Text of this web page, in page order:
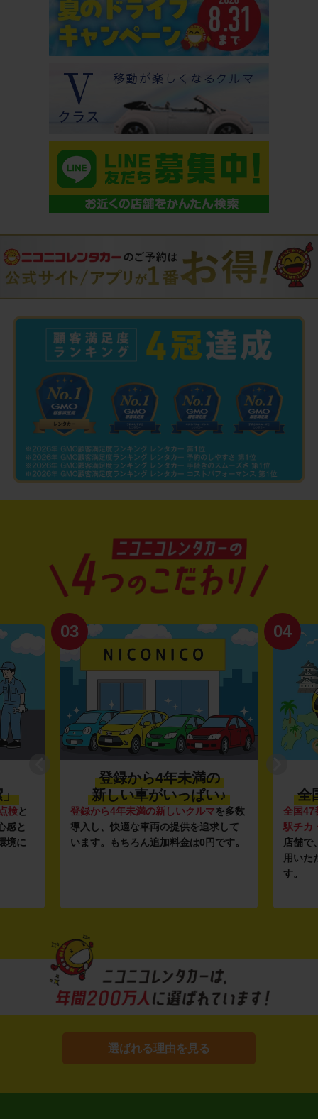
」
検と
感と
境に
03
登録から4年未満の
新しい車がいっぱい♪
登録から4年未満の新しいクルマを多数
導入し、快適な車両の提供を追求して
います。もちろん追加料金は0円です。
04
全
全国47
駅チカ
店舗で
用いた
す。
選ばれる理由を見る